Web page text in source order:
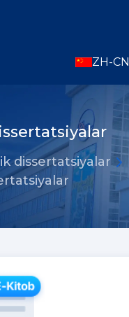
ZH-CN
dissertatsiyalar